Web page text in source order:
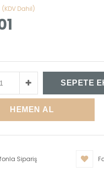
(KDV Dahil)
Sipariş